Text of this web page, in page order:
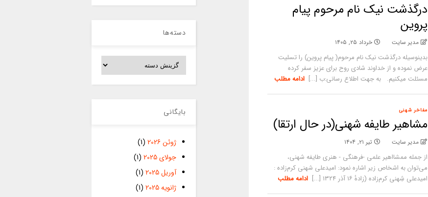
درگذشت نیک نام مرحوم پیام
پروین
مدیر سایت خرداد ۲۵, ۱۴۰۵
بدینوسیله درگذشت نیک نام مرحوم( پیام پروین) را تسلیت
عرض نموده و از خداوند شادی روح برای عزیز سفر کرده
مسئلت میکنیم. به جهت اطلاع رسانی:ب [...] ادامه مطلب
مفاخر شهنی
مشاهیر طایفه شهنی(در حال ارتقا)
مدیر سایت تیر ۲۱, ۱۴۰۴
از جمله ممشااهیر علمی -فرهنگی - هنری طایفه شهنی،
می‌توان به اشخاص زیر اشاره نمود: امیدعلی شهنی کرم‌زاده :
امیدعلی شِهنی کرم‌زاده (زادهٔ ۱۶ آذر ۱۳۲۴ [...]
ادامه مطلب
دسته‌ها
دسته‌ها
بایگانی
ژوئن 2026
(1)
جولای 2025
(1)
آوریل 2025
(1)
ژانویه 2025
(1)